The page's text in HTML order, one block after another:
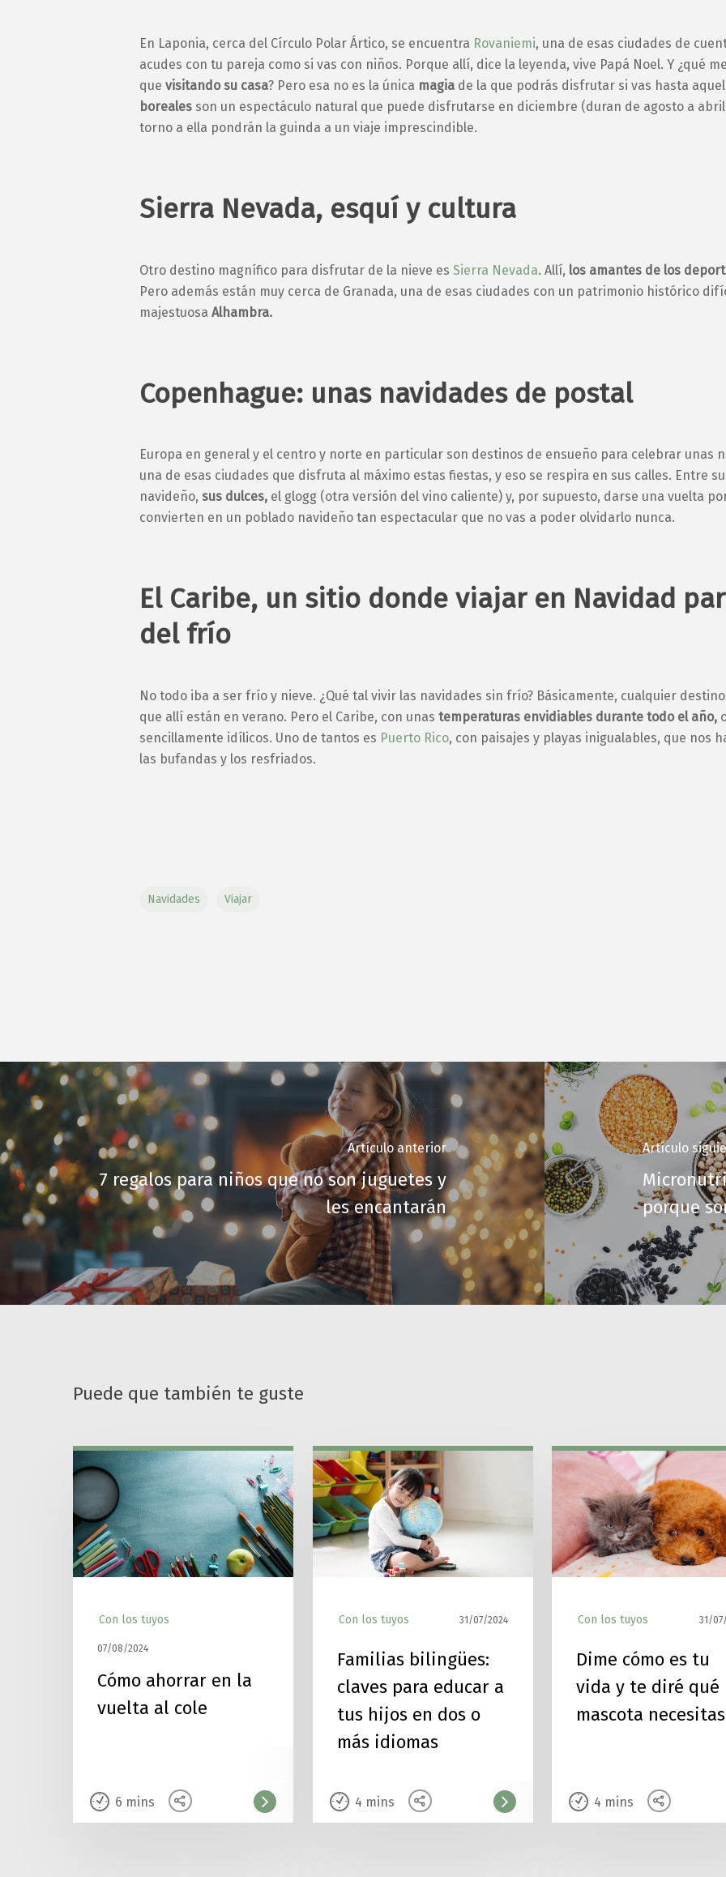
En Laponia, cerca del Círculo Polar Ártico, se encuentra Rovaniemi, una de esas ciudades de
acudes con tu pareja como si vas con niños. Porque allí, dice la leyenda, vive Papá Noel. Y ¿qué
que visitando su casa? Pero esa no es la única magia de la que podrás disfrutar si vas hasta
boreales son un espectáculo natural que puede disfrutarse en diciembre (duran de agosto a
torno a ella pondrán la guinda a un viaje imprescindible.
Sierra Nevada, esquí y cultura
Otro destino magnífico para disfrutar de la nieve es Sierra Nevada. Allí, los amantes de los
Pero además están muy cerca de Granada, una de esas ciudades con un patrimonio histórico
majestuosa Alhambra.
Copenhague: unas navidades de postal
Europa en general y el centro y norte en particular son destinos de ensueño para celebrar unas
una de esas ciudades que disfruta al máximo estas fiestas, y eso se respira en sus calles. Entre
navideño, sus dulces, el glogg (otra versión del vino caliente) y, por supuesto, darse una vuelta
convierten en un poblado navideño tan espectacular que no vas a poder olvidarlo nunca.
El Caribe, un sitio donde viajar en Navidad
del frío
No todo iba a ser frío y nieve. ¿Qué tal vivir las navidades sin frío? Básicamente, cualquier
que allí están en verano. Pero el Caribe, con unas temperaturas envidiables durante todo el año,
sencillamente idílicos. Uno de tantos es Puerto Rico, con paisajes y playas inigualables, que nos
las bufandas y los resfriados.
Navidades Viajar
Artículo anterior
7 regalos para niños que no son juguetes y
les encantarán
Artículo
porque
Puede que también te guste
Con los tuyos
07/08/2024
Cómo ahorrar en la
vuelta al cole
6 mins
Con los tuyos 31/07/2024
Familias bilingües:
claves para educar a
tus hijos en dos o
más idiomas
4 mins
Con los tuyos 31/
Dime cómo es tu
vida y te diré qué
mascota necesitas
4 mins